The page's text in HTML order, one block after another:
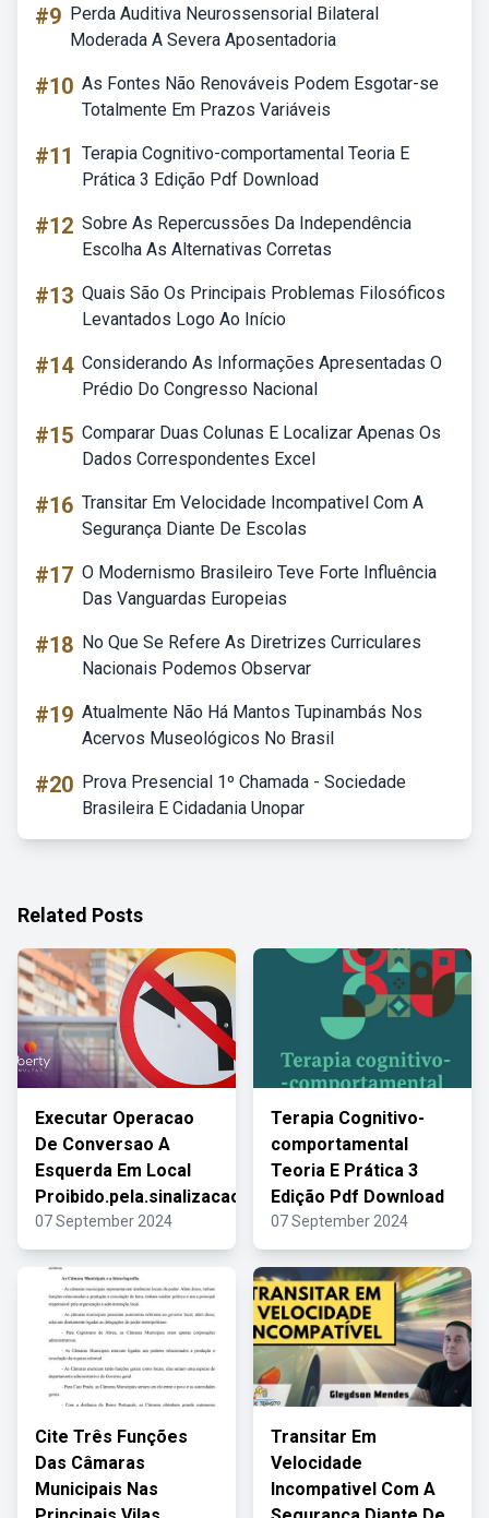
#9 Perda Auditiva Neurossensorial Bilateral
Moderada A Severa Aposentadoria
#10 As Fontes Não Renováveis Podem Esgotar-se
Totalmente Em Prazos Variáveis
#11 Terapia Cognitivo-comportamental Teoria E
Prática 3 Edição Pdf Download
#12 Sobre As Repercussões Da Independência
Escolha As Alternativas Corretas
#13 Quais São Os Principais Problemas Filosóficos
Levantados Logo Ao Início
#14 Considerando As Informações Apresentadas O
Prédio Do Congresso Nacional
#15 Comparar Duas Colunas E Localizar Apenas Os
Dados Correspondentes Excel
#16 Transitar Em Velocidade Incompativel Com A
Segurança Diante De Escolas
#17 O Modernismo Brasileiro Teve Forte Influência
Das Vanguardas Europeias
#18 No Que Se Refere As Diretrizes Curriculares
Nacionais Podemos Observar
#19 Atualmente Não Há Mantos Tupinambás Nos
Acervos Museológicos No Brasil
#20 Prova Presencial 1º Chamada - Sociedade
Brasileira E Cidadania Unopar
Related Posts
Executar Operacao
De Conversao A
Esquerda Em Local
Proibido.pela.sinalizacao
07 September 2024
Terapia Cognitivo-
comportamental
Teoria E Prática 3
Edição Pdf Download
07 September 2024
Cite Três Funções
Das Câmaras
Municipais Nas
Transitar Em
Velocidade
Incompativel Com A